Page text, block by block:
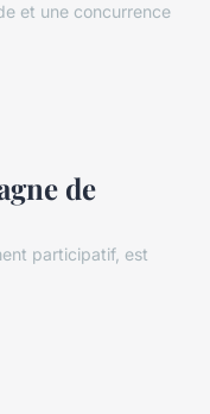
et une concurrence
de
participatif, est